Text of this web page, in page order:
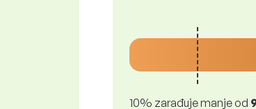
10% zarađuje manje od